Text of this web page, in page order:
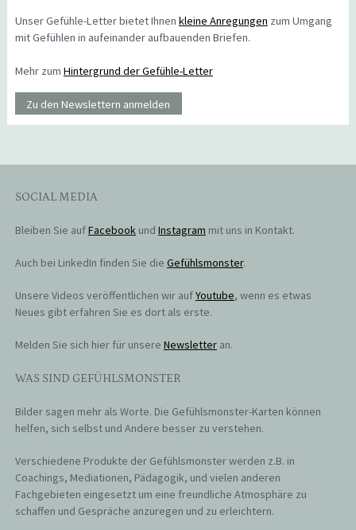
Unser Gefühle-Letter bietet Ihnen kleine Anregungen zum Umgang
mit Gefühlen in aufeinander aufbauenden Briefen.
Mehr zum Hintergrund der Gefühle-Letter
Zu den Newslettern anmelden
SOCIAL MEDIA
Bleiben Sie aufFacebookund Instagram mit uns in Kontakt.
Auch bei LinkedIn finden Sie die Gefühlsmonster.
Unsere Videos veröffentlichen wir aufYoutube, wenn es etwas
Neues gibt erfahren Sie es dort als erste.
Melden Sie sich hier für unsere Newsletteran.
WAS SIND GEFÜHLSMONSTER
Bilder sagen mehr als Worte. Die Gefühlsmonster-Karten können
helfen, sich selbst und Andere besser zu verstehen.
Verschiedene Produkte der Gefühlsmonster werden z.B. in
Coachings, Mediationen, Pädagogik, und vielen anderen
Fachgebieten eingesetzt um eine freundliche Atmosphäre zu
schaffen und Gespräche anzuregen und zu erleichtern.